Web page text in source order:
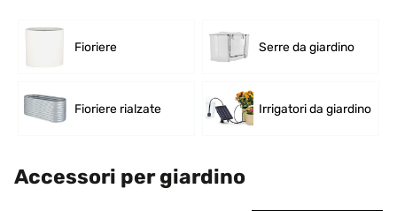
Fioriere Serre da giardino
Fioriere rialzate Irrigatori da giardino
Accessori per giardino